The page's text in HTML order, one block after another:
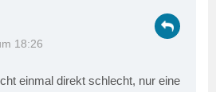
18:26
einmal direkt schlecht, nur eine